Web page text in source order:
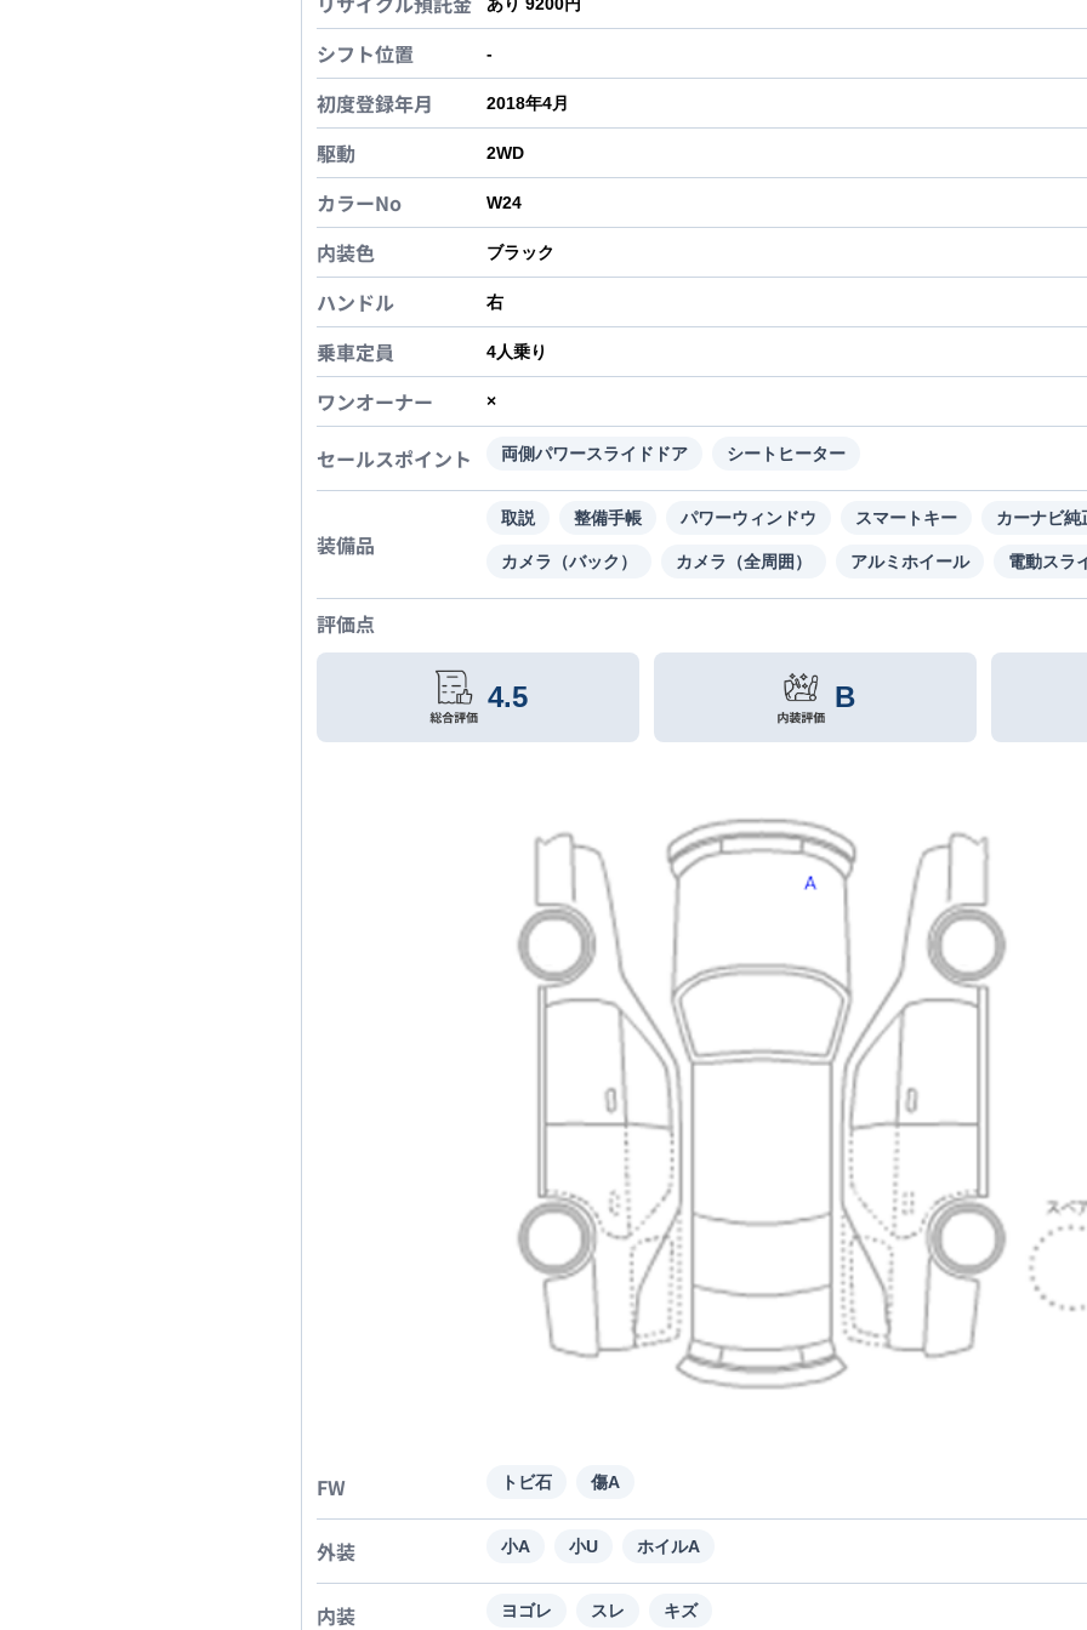
シフト位置 -
初度登録年月 2018年4月
駆動 2WD
カラーNo W24
内装色 ブラック
ハンドル 右
乗車定員 4人乗り
ワンオーナー ×
セールスポイント 両側パワースライドドア シートヒーター
装備品
取説 整備手帳 パワーウィンドウ スマートキー カーナビ純
カメラ（バック） カメラ（全周囲） アルミホイール 電動スラ
評価点
4.5 B
FW トビ石 傷A
外装 小A 小U ホイルA
内装 ヨゴレ スレ キズ